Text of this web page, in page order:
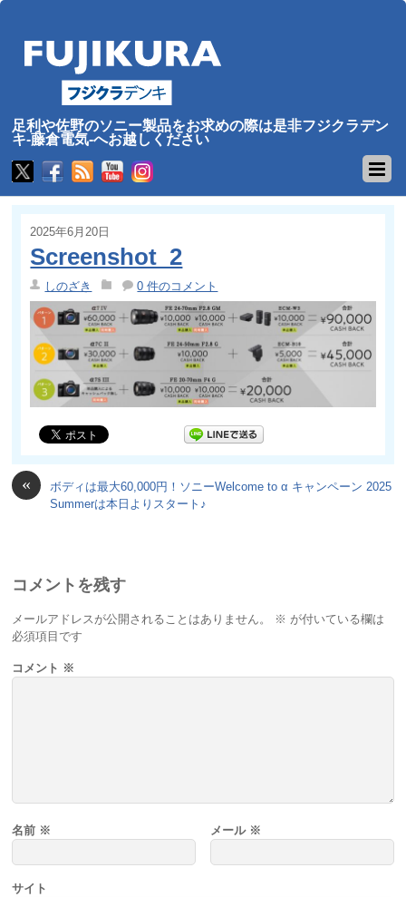
足利や佐野のソニー製品をお求めの際は是非フジクラデン
キ-藤倉電気-へお越しください
2025年6月20日
Screenshot_2
しのざき 0 件のコメント
«
ボディは最大60,000円！ソニーWelcome to α キャンペーン 2025
Summerは本日よりスタート♪
コメントを残す
メールアドレスが公開されることはありません。 ※ が付いている欄は
必須項目です
コメント ※
名前 ※ メール ※
サイト